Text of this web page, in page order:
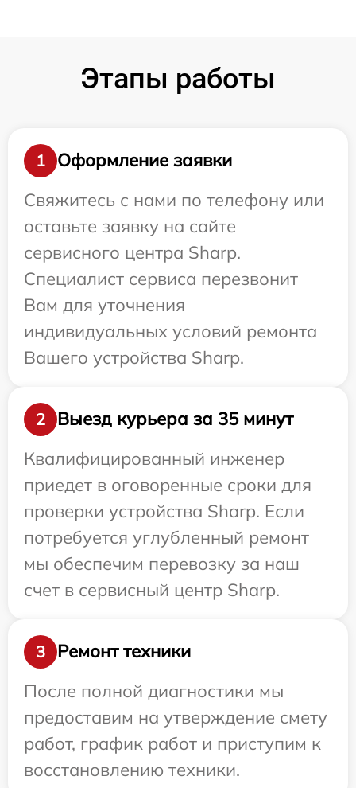
Этапы работы
1
Оформление заявки
Свяжитесь с нами по телефону или
оставьте заявку на сайте
сервисного центра Sharp.
Специалист сервиса перезвонит
Вам для уточнения
индивидуальных условий ремонта
Вашего устройства Sharp.
2
Выезд курьера за 35 минут
Квалифицированный инженер
приедет в оговоренные сроки для
проверки устройства Sharp. Если
потребуется углубленный ремонт
мы обеспечим перевозку за наш
счет в сервисный центр Sharp.
3
Ремонт техники
После полной диагностики мы
предоставим на утверждение смету
работ, график работ и приступим к
восстановлению техники.